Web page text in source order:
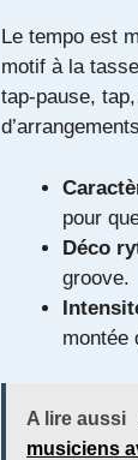
Le tempo est
motif à la
tap-pause,
pour
Déco
groove.
montée
A lire aussi
musiciens